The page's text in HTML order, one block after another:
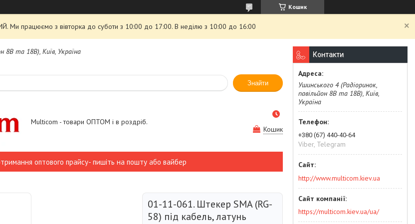
Кошик
Ми працюємо з вівторка до суботи з 10:00 до 17:00. В неділю з 10:00 до 16:00
8В та 18В), Київ, Україна
Знайти
Multicom - товари ОПТОМ і в роздріб.
Кошик
оптового прайсу- пишіть на пошту або вайбер
01-11-061. Штекер SMA (RG-
58) під кабель, латунь
Контакти
Ушинського 4 (Радіоринок,
павільйон 8В та 18В), Київ,
Україна
+380 (67) 440-40-64
Viber, Telegram
http://www.multicom.kiev.ua
https://multicom.kiev.ua/ua/